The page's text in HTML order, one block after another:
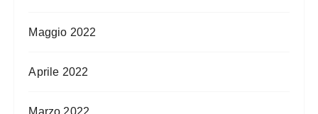
Maggio 2022
Aprile 2022